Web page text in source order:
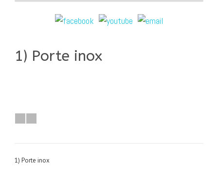
1) Porte inox
1) Porte inox